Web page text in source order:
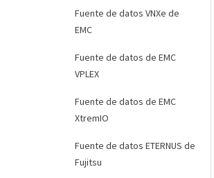
Fuente de datos VNXe de
EMC
Fuente de datos de EMC
VPLEX
Fuente de datos de EMC
XtremIO
Fuente de datos ETERNUS de
Fujitsu